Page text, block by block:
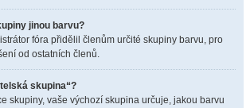
jinou barvu?
fóra přidělil členům určité skupiny barvu, pro
od ostatních členů.
skupina“?
skupiny, vaše výchozí skupina určuje, jakou barvu